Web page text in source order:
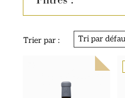
Trier par :